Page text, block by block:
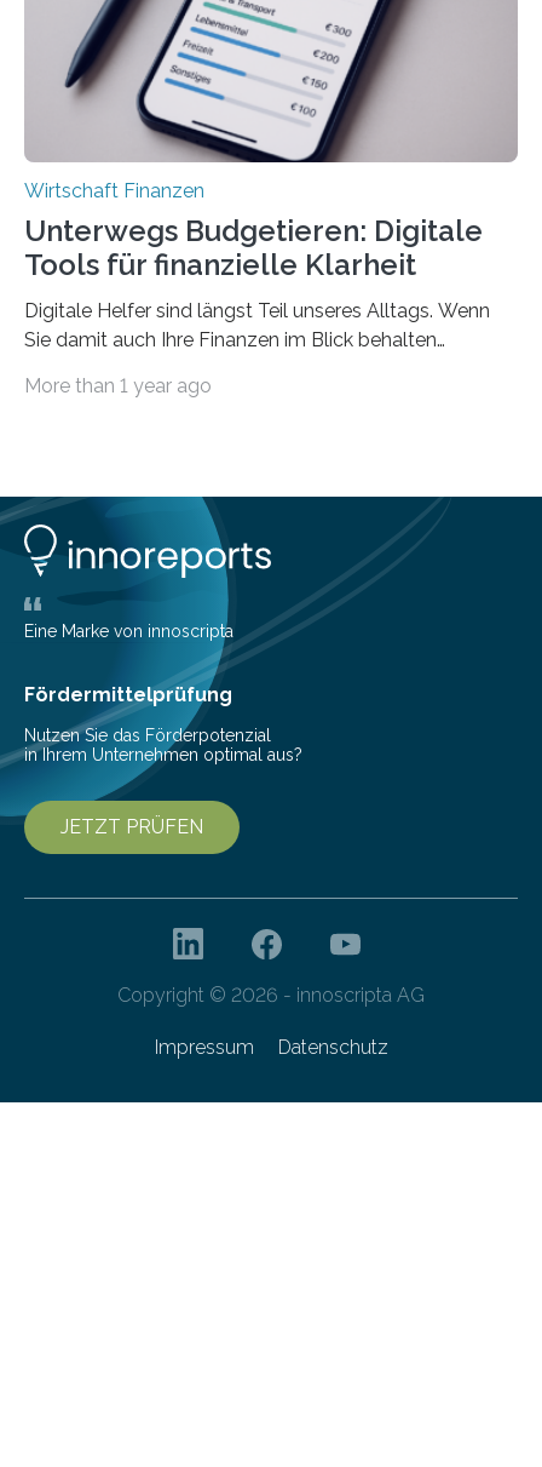
Privatwirtschaft Urlaubsgeld. Zu diesem…
Wirtschaft Finanzen
Unterwegs Budgetieren: Digitale
Tools für finanzielle Klarheit
Digitale Helfer sind längst Teil unseres Alltags. Wenn
Sie damit auch Ihre Finanzen im Blick behalten
die genau das ermöglichen: Sie helfen Ihnen, Ausgaben
Lösungen interessieren. 1. Multibanking-Tools: Alle
Konten auf einen Blick Viele Banken bieten bereits in
ihrem Online-Banking eine Multibanking-Funktion an,
mit der sich Konten bei anderen Banken…
More than 1 year ago
Eine Marke von innoscripta
Fördermittelprüfung
Nutzen Sie das Förderpotenzial
in Ihrem Unternehmen optimal aus?
JETZT PRÜFEN
Copyright © 2026 - innoscripta AG
Impressum Datenschutz